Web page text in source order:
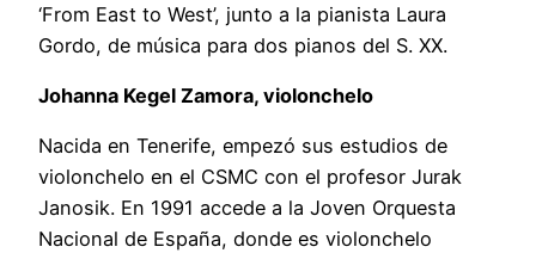
‘From East to West’, junto a la pianista Laura
Gordo, de música para dos pianos del S. XX.
Johanna Kegel Zamora, violonchelo
Nacida en Tenerife, empezó sus estudios de
violonchelo en el CSMC con el profesor Jurak
Janosik. En 1991 accede a la Joven Orquesta
Nacional de España, donde es violonchelo